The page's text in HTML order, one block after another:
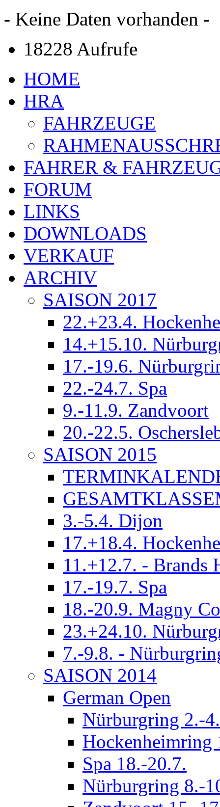
- Keine Daten vorhanden -
18228 Aufrufe
HOME
HRA
FAHRZEUGE
FAHRER &
FORUM
LINKS
DOWNLOADS
VERKAUF
ARCHIV
SAISON 2017
22.+23.4.
14.+15.10.
17.-19.6.
22.-24.7. Spa
9.-11.9. Zandvoort
20.-22.5.
SAISON 2015
3.-5.4. Dijon
17.+18.4.
11.+12.7. - Brands
17.-19.7. Spa
18.-20.9. Magny
23.+24.10.
7.-9.8. -
SAISON 2014
German Open
Nürburgring 2.-
Hockenheimring
Spa 18.-20.7.
Nürburgring 8.-